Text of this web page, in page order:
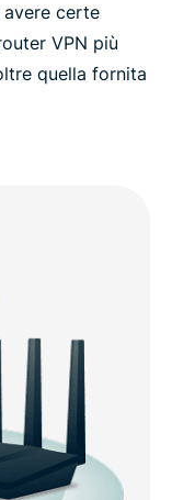
certe
VPN più
quella fornita